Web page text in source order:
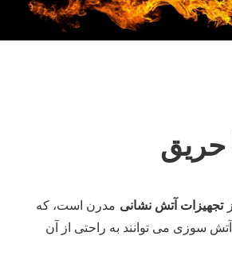
حریق
تجهیزات آتش نشانی مدرن است، که
سوزی می توانند به راحتی از آن